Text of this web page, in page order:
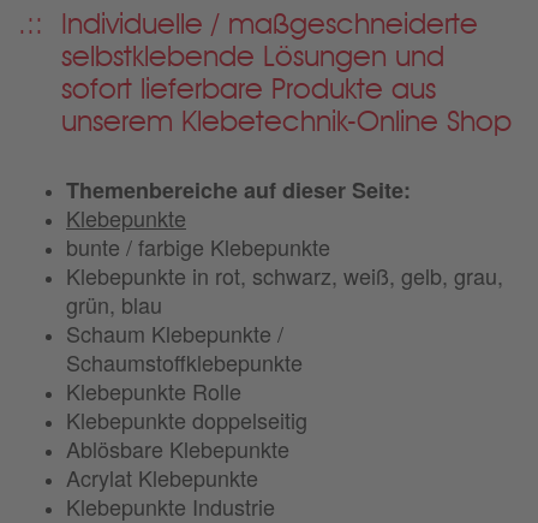
Individuelle / maßgeschneiderte
selbstklebende Lösungen und
sofort lieferbare Produkte aus
unserem Klebetechnik-Online Shop
Themenbereiche auf dieser Seite:
Klebepunkte
bunte / farbige Klebepunkte
Klebepunkte in rot, schwarz, weiß, gelb, grau,
grün, blau
Schaum Klebepunkte /
Schaumstoffklebepunkte
Klebepunkte Rolle
Klebepunkte doppelseitig
Ablösbare Klebepunkte
Acrylat Klebepunkte
Klebepunkte Industrie